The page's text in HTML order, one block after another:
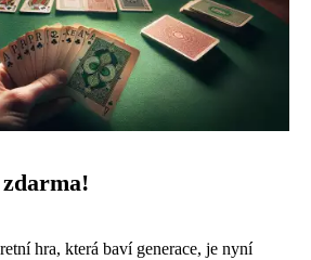
hra, která baví generace, je nyní